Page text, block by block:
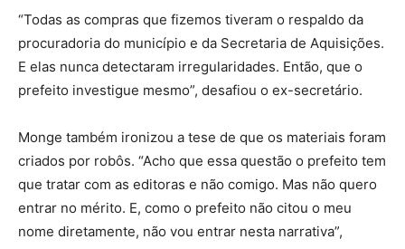
“Todas as compras que fizemos tiveram o respaldo da
procuradoria do município e da Secretaria de Aquisições.
E elas nunca detectaram irregularidades. Então, que o
prefeito investigue mesmo”, desafiou o ex-secretário.
Monge também ironizou a tese de que os materiais foram
criados por robôs. “Acho que essa questão o prefeito tem
que tratar com as editoras e não comigo. Mas não quero
entrar no mérito. E, como o prefeito não citou o meu
nome diretamente, não vou entrar nesta narrativa”,